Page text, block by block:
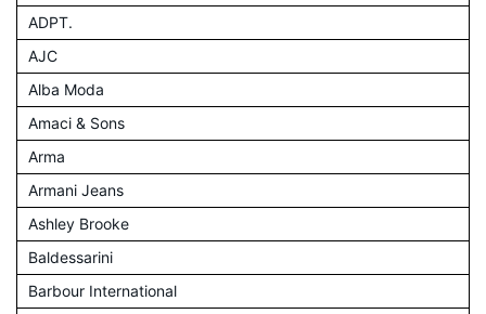
ADPT.
AJC
Alba Moda
Amaci & Sons
Arma
Armani Jeans
Ashley Brooke
Baldessarini
Barbour International